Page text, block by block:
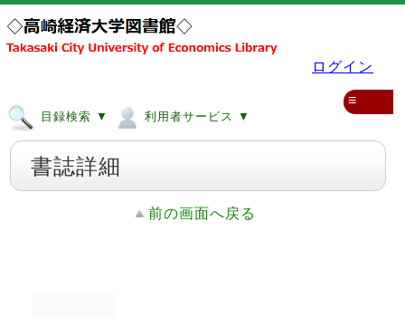
ログイン
目録検索 ▼ 利用者サービス ▼
≡
書誌詳細
前の画面へ戻る